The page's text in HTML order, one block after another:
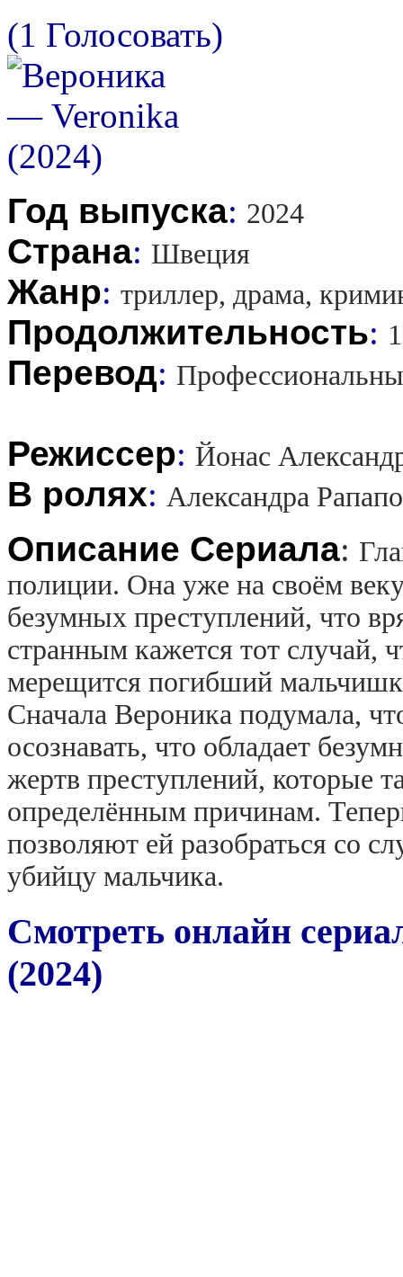
(1 Голосовать)
Год выпуска: 2024
Страна: Швеция
Жанр: триллер, драма,
Продолжительность:
Перевод:
Режиссер: Йонас
В ролях: Александра
Описание Сериала:
полиции. Она уже на своём
безумных преступлений, что
странным кажется тот случай,
мерещится погибший
Сначала Вероника подумала,
осознавать, что обладает
жертв преступлений, которые
определённым причинам.
позволяют ей разобраться со
убийцу мальчика.
Смотреть онлайн
(2024)